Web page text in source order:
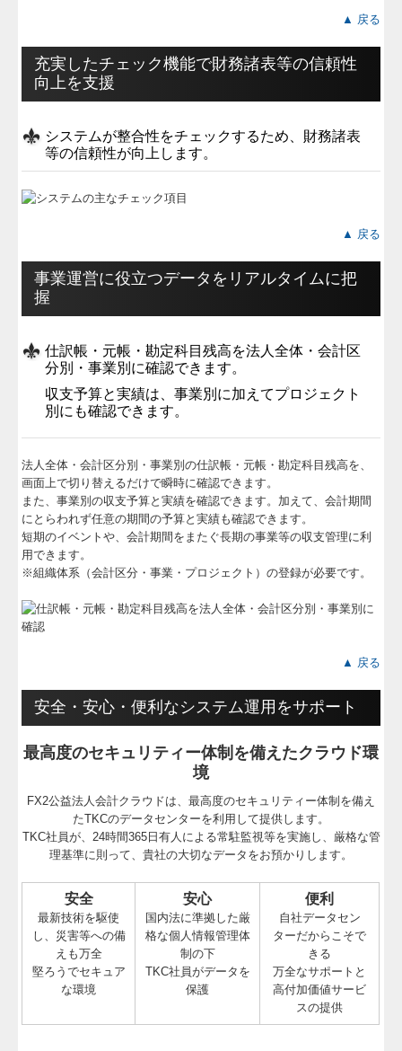
▲ 戻る
充実したチェック機能で財務諸表等の信頼性
向上を支援
システムが整合性をチェックするため、財務諸表
等の信頼性が向上します。
▲ 戻る
事業運営に役立つデータをリアルタイムに把
握
仕訳帳・元帳・勘定科目残高を法人全体・会計区
分別・事業別に確認できます。
収支予算と実績は、事業別に加えてプロジェクト
別にも確認できます。
法人全体・会計区分別・事業別の仕訳帳・元帳・勘定科目残高を、
画面上で切り替えるだけで瞬時に確認できます。
また、事業別の収支予算と実績を確認できます。加えて、会計期間
にとらわれず任意の期間の予算と実績も確認できます。
短期のイベントや、会計期間をまたぐ長期の事業等の収支管理に利
用できます。
※組織体系（会計区分・事業・プロジェクト）の登録が必要です。
▲ 戻る
安全・安心・便利なシステム運用をサポート
最高度のセキュリティー体制を備えたクラウド環
境
FX2公益法人会計クラウドは、最高度のセキュリティー体制を備え
たTKCのデータセンターを利用して提供します。
TKC社員が、24時間365日有人による常駐監視等を実施し、厳格な管
理基準に則って、貴社の大切なデータをお預かりします。
安全
最新技術を駆使
し、災害等への備
えも万全
堅ろうでセキュア
な環境
安心
国内法に準拠した厳
格な個人情報管理体
制の下
TKC社員がデータを
保護
便利
自社データセン
ターだからこそで
きる
万全なサポートと
高付加価値サービ
スの提供